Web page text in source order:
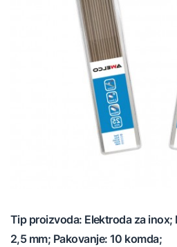
Tip proizvoda: Elektroda za
2,5 mm; Pakovanje: 10 komda;